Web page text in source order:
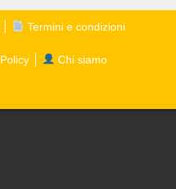
Termini e condizioni
Chi siamo